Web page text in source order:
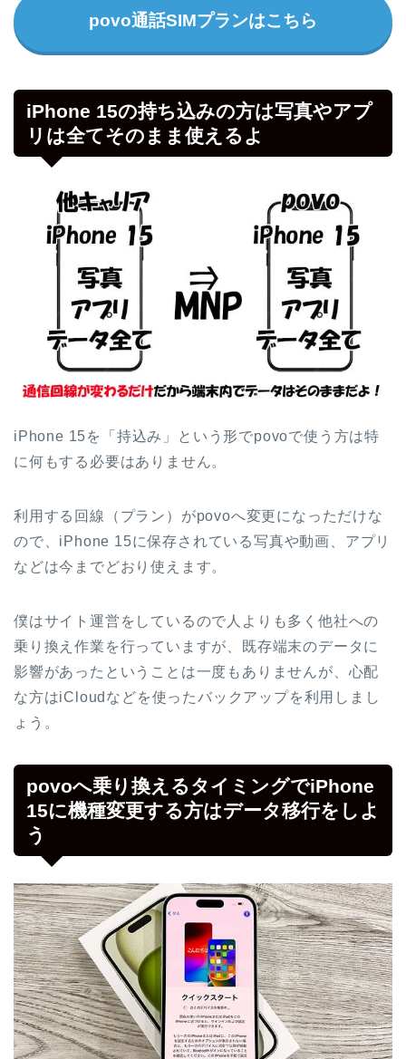
povo通話SIMプランはこちら
iPhone 15の持ち込みの方は写真やアプ
リは全てそのまま使えるよ
iPhone 15を「持込み」という形でpovoで使う方は特
に何もする必要はありません。
利用する回線（プラン）がpovoへ変更になっただけな
ので、iPhone 15に保存されている写真や動画、アプリ
などは今までどおり使えます。
僕はサイト運営をしているので人よりも多く他社への
乗り換え作業を行っていますが、既存端末のデータに
影響があったということは一度もありませんが、心配
な方はiCloudなどを使ったバックアップを利用しまし
ょう。
povoへ乗り換えるタイミングでiPhone
15に機種変更する方はデータ移行をしよ
う